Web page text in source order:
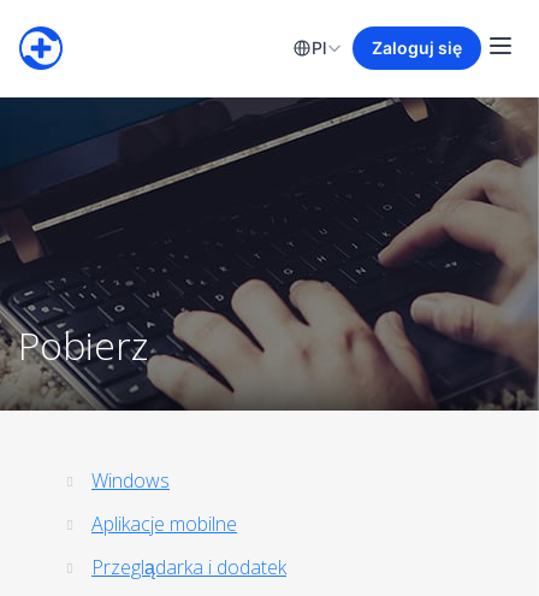
Pl Zaloguj się
Pobierz
Windows
Aplikacje mobilne
Przeglądarka i dodatek